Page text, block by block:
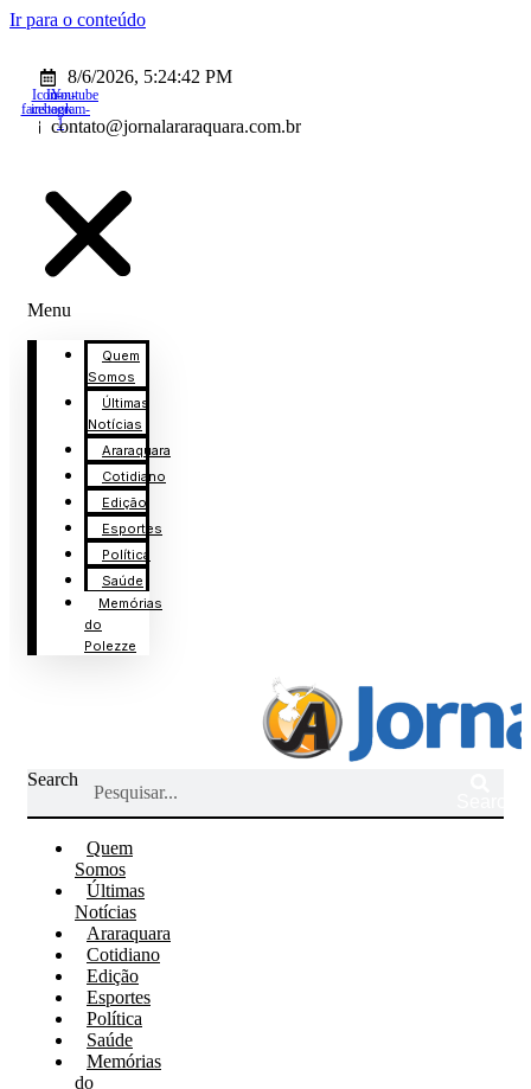
Ir para o conteúdo
8/6/2026, 5:24:42 PM
Icon-
facebook
Icon-
instagram-
1
Youtube
contato@jornalararaquara.com.br
Menu
Quem
Somos
Últimas
Notícias
Araraquara
Cotidiano
Edição
Esportes
Política
Saúde
Memórias
do
Polezze
Search
Quem
Somos
Últimas
Notícias
Araraquara
Cotidiano
Edição
Esportes
Política
Saúde
Memórias
do